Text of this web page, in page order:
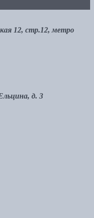
12, стр.12, метро
д. 3